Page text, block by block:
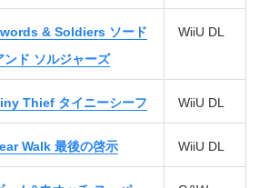
& Soldiers ソード
ンド ソルジャーズ
WiiU DL
Thief タイニーシーフ WiiU DL
Walk 最後の啓示 WiiU DL